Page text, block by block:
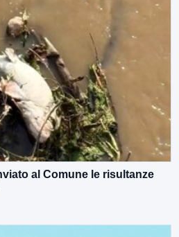
al Comune le risultanze